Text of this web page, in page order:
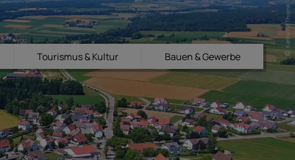
Tourismus & Kultur Bauen & Gewerbe
Karlheinz Thoma